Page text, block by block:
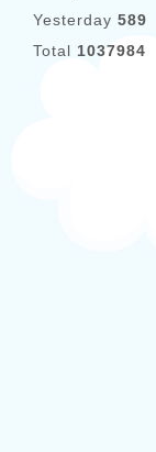
Yesterday 589
Total 1037984